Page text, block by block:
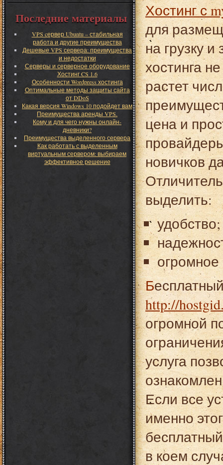
Хостинг с
для
на грузку
хостинга
растет
цена и
новичков
выделить:
удобство;
огромное
http://
огромной
услуга
Если все
именно
в коем
Последние материалы
VPS cервер Ubuntu – стабильная
работа и другие преимущества
Дешевые VPS сервера: преимущества
и недостатки
Серверы и серверное оборудование
Хостинг CS 1.6
Особенности Wordpress хостинга
Оптимальные методы защиты сайта
от DDoS
Какая версия Windows 10 подойдет вам
Преимущества аренды VPS.
Кому и для чего нужны онлайн-
дневники?
Преимущества выделенного сервера
Как работать с выделенным
виртуальным сервером: выбираем
эффективное решение